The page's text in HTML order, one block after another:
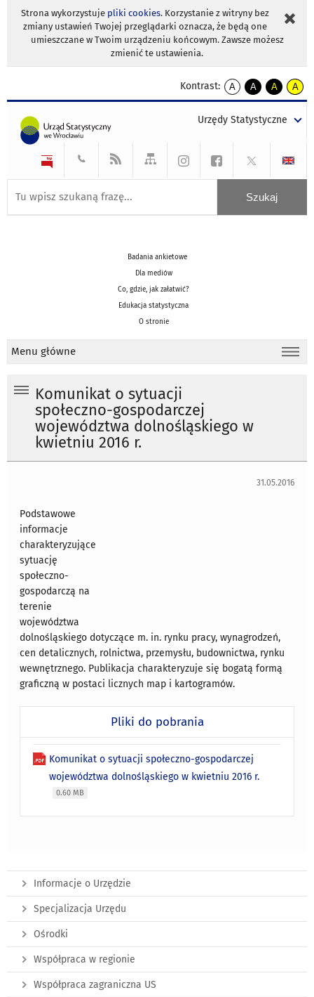
Strona wykorzystuje pliki cookies. Korzystanie z witryny bez
zmiany ustawień Twojej przeglądarki oznacza, że będą one
umieszczane w Twoim urządzeniu końcowym. Zawsze możesz
zmienić te ustawienia.
Kontrast:
A
kontrast
A
kontrast
tekst
czarnym
A
kontrast
tekst
czarnym
A
tekst
żółtym
Urzędy Statystyczne
Badania ankietowe
Dla mediów
Co, gdzie, jak załatwić?
Edukacja statystyczna
O stronie
Menu główne
Komunikat o sytuacji
społeczno-gospodarczej
województwa dolnośląskiego w
kwietniu 2016 r.
31.05.2016
Podstawowe
informacje
charakteryzujące
sytuację
społeczno-
gospodarczą na
terenie
województwa
dolnośląskiego dotyczące m. in. rynku pracy, wynagrodzeń,
cen detalicznych, rolnictwa, przemysłu, budownictwa, rynku
wewnętrznego. Publikacja charakteryzuje się bogatą formą
graficzną w postaci licznych map i kartogramów.
Pliki do pobrania
Komunikat o sytuacji społeczno-gospodarczej
województwa dolnośląskiego w kwietniu 2016 r.
0.60 MB
Informacje o Urzędzie
Specjalizacja Urzędu
Ośrodki
Współpraca w regionie
Współpraca zagraniczna US